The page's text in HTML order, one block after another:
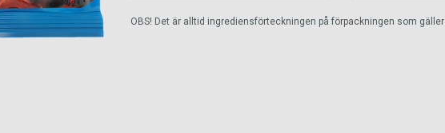
OBS! Det är alltid ingrediensförteckningen på förpackningen som gäller